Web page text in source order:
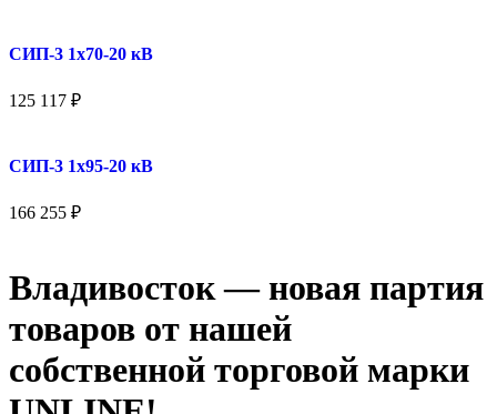
СИП-3 1x70-20 кВ
125 117 ₽
СИП-3 1x95-20 кВ
166 255 ₽
Владивосток — новая партия
товаров от нашей
собственной торговой марки